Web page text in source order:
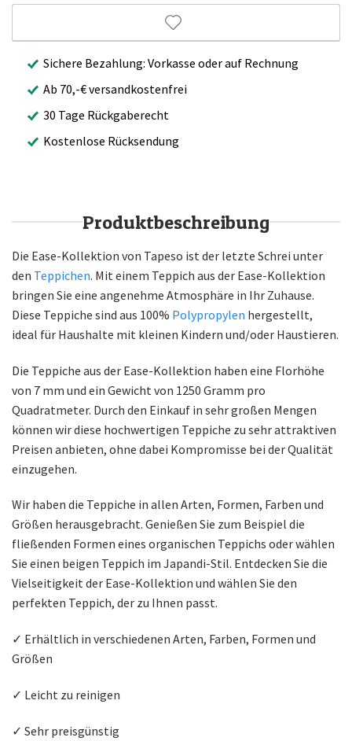
Sichere Bezahlung: Vorkasse oder auf Rechnung
Ab 70,-€ versandkostenfrei
30 Tage Rückgaberecht
Kostenlose Rücksendung
Produktbeschreibung
Die Ease-Kollektion von Tapeso ist der letzte Schrei unter
den Teppichen. Mit einem Teppich aus der Ease-Kollektion
bringen Sie eine angenehme Atmosphäre in Ihr Zuhause.
Diese Teppiche sind aus 100% Polypropylen hergestellt,
ideal für Haushalte mit kleinen Kindern und/oder Haustieren.
Die Teppiche aus der Ease-Kollektion haben eine Florhöhe
von 7 mm und ein Gewicht von 1250 Gramm pro
Quadratmeter. Durch den Einkauf in sehr großen Mengen
können wir diese hochwertigen Teppiche zu sehr attraktiven
Preisen anbieten, ohne dabei Kompromisse bei der Qualität
einzugehen.
Wir haben die Teppiche in allen Arten, Formen, Farben und
Größen herausgebracht. Genießen Sie zum Beispiel die
fließenden Formen eines organischen Teppichs oder wählen
Sie einen beigen Teppich im Japandi-Stil. Entdecken Sie die
Vielseitigkeit der Ease-Kollektion und wählen Sie den
perfekten Teppich, der zu Ihnen passt.
✓ Erhältlich in verschiedenen Arten, Farben, Formen und
Größen
✓ Leicht zu reinigen
✓ Sehr preisgünstig